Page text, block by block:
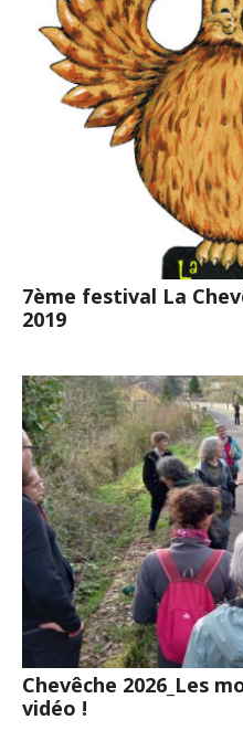
7ème festival La
2019
Chevêche 2026_Les
vidéo !